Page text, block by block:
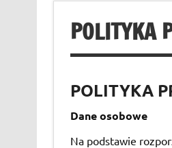
POLITYKA
POLITYKA
Dane osobowe
Na podstawie